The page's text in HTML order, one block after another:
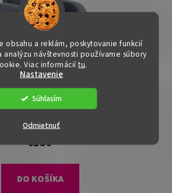
obsahu a reklám, poskytovanie funkcií
analýzu návštevnosti používame súbory
Viac informáciítu.
Nastavenie
Odmietnuť
Súhlasím
DOPRAVA ZADARMO
kreslo -
KRESO, Sivá látka
€159
DO KOŠÍKA